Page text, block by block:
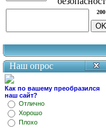
200
Наш опрос
Как по вашему преобразился
наш сайт?
Отлично
Хорошо
Плохо